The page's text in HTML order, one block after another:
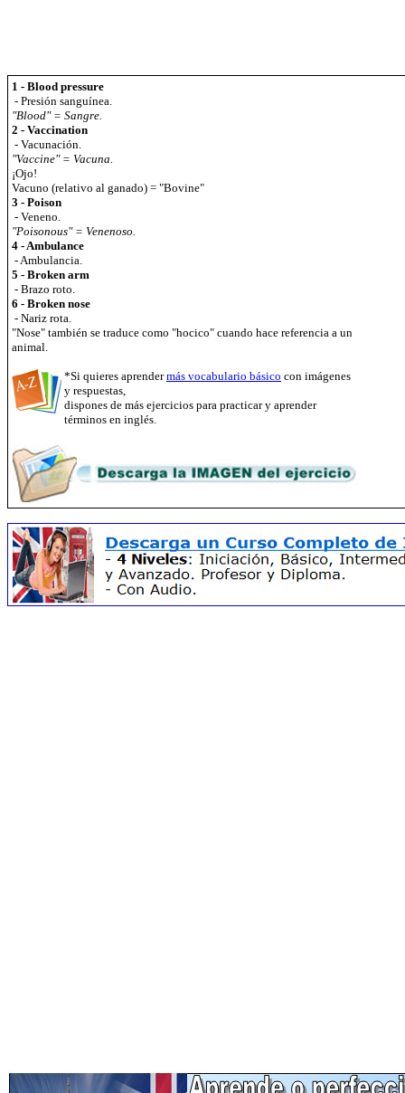
1 - Blood pressure
- Presión sanguínea.
"Blood" = Sangre.
2 - Vaccination
- Vacunación.
"Vaccine" = Vacuna.
¡Ojo!
Vacuno (relativo al ganado) = "Bovine"
3 - Poison
- Veneno.
"Poisonous" = Venenoso.
4 - Ambulance
- Ambulancia.
5 - Broken arm
- Brazo roto.
6 - Broken nose
- Nariz rota.
"Nose" también se traduce como "hocico" cuando hace referencia a un
animal.
*Si quieres aprendermás vocabulario básico con imágenes
y respuestas,
dispones de más ejercicios para practicar y aprender
términos en inglés.